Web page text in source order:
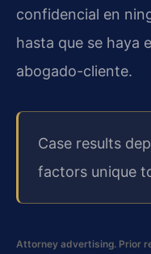
confidencial en
hasta que se haya
abogado-cliente.
Case results
factors unique
Attorney advertising. Prior